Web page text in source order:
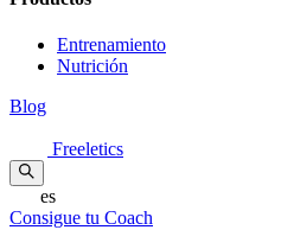
Entrenamiento
Nutrición
Blog
Freeletics
es
Consigue tu Coach